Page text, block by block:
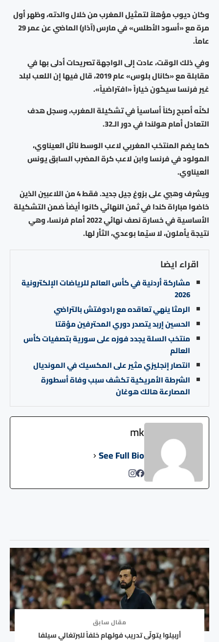
وكان ديوب مؤهلاً لتمثيل المغرب من خلال والدته، وظهر أول
مرة مع «أسود الأطلس» في مارس (آذار) الماضي عن عمر 29
عاماً.
وفي ذلك الوقت، عادت إلى الواجهة تصريحات أدلى بها في
مقابلة مع «كانال بلوس» عام 2019، قال فيها إن اللعب لبلد
غير فرنسا سيكون خياراً «افتراضياً».
لكنّه أصبح ركناً أساسياً في تشكيلة المغرب، وسجل هدف
التعادل أمام هولندا في دور الـ32.
كما يضم المنتخب المغربي لاعب الوسط نائل العيناوي،
المولود في فرنسا وابن لاعب كرة المضرب السابق يونس
العيناوي.
ويشرف وهبي على بزوغ جيل جديد. فقط 4 من اللاعبين الذين
خاضوا مباراة كندا في ثمن النهائي كانوا أيضاً ضمن التشكيلة
الأساسية في خسارة نصف نهائي 2022 أمام فرنسا، وهي
نتيجة يأملون، لا سيّما بوعدي، الثأر لها.
اقراء ايضا
مشاركة أردنية في كأس العالم للرياضات الإلكترونية
2026
الرمثا ينهي تعاقده مع رادوفتش بالتراضي
الحسين إربد يتصدر دوري المحترفين مؤقتا
منتخب السلة يجدد فوزه على سورية بتصفيات كأس
العالم
انتصار إنجليزي مثير على المكسيك في المونديال
الشرطة الأمريكية تكشف سبب وفاة أسطورة
المصارعة هالك هوغان
mk
See Full Bio
مقال سابق
أربيلوا يتولّى تدريب فولهام خلفاً للبرتغالي سيلفا